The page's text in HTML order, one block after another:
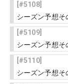
5108
シーズン予想そ
5109
シーズン予想そ
5110
シーズン予想そ